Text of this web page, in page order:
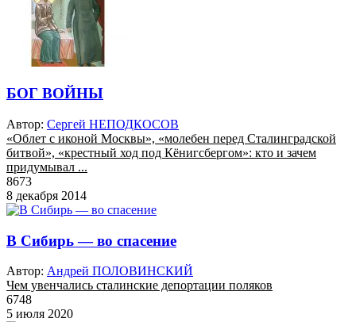
БОГ ВОЙНЫ
Автор: Сергей НЕПОДКОСОВ
«Облет с иконой Москвы», «молебен перед Сталинградской
битвой», «крестный ход под Кёнигсбергом»: кто и зачем
придумывал ...
8673
8 декабря 2014
В Сибирь — во спасение
Автор: Андрей ПОЛОВИНСКИЙ
Чем увенчались сталинские депортации поляков
6748
5 июля 2020